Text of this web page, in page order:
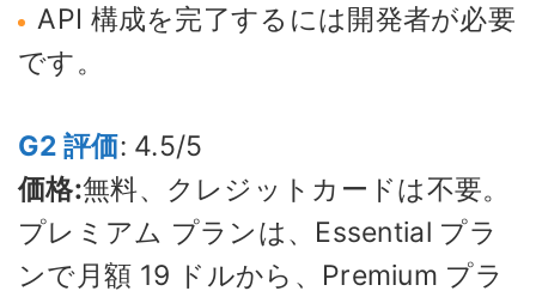
API 構成を完了するには開発者が必要
です。
G2 評価: 4.5/5
価格:無料、クレジットカードは不要。
プレミアム プランは、Essential プラ
ンで月額 19 ドルから、Premium プラ